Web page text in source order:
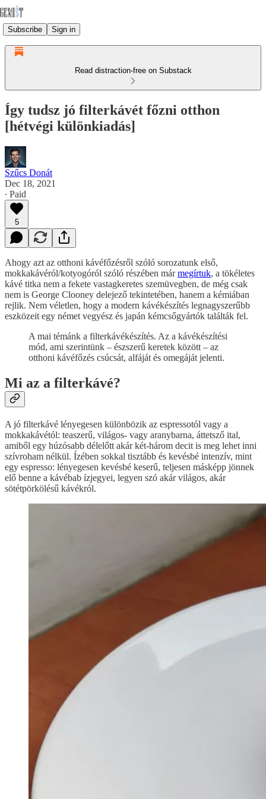
Subscribe Sign in
Read distraction-free on Substack
Így tudsz jó filterkávét főzni otthon
[hétvégi különkiadás]
Szűcs Donát
Dec 18, 2021
∙ Paid
5
Ahogy azt az otthoni kávéfőzésről szóló sorozatunk első,
mokkakávéról/kotyogóról szóló részében mármegírtuk, a tökéletes
kávé titka nem a fekete vastagkeretes szemüvegben, de még csak
nem is George Clooney delejező tekintetében, hanem a kémiában
rejlik. Nem véletlen, hogy a modern kávékészítés legnagyszerűbb
eszközeit egy német vegyész és japán kémcsőgyártók találták fel.
A mai témánk a filterkávékészítés. Az a kávékészítési
mód, ami szerintünk – észszerű keretek között – az
otthoni kávéfőzés csúcsát, alfáját és omegáját jelenti.
Mi az a filterkávé?
A jó filterkávé lényegesen különbözik az espressotól vagy a
mokkakávétól: teaszerű, világos- vagy aranybarna, áttetsző ital,
amiből egy húzósabb délelőtt akár két-három decit is meg lehet inni
szívroham nélkül. Ízében sokkal tisztább és kevésbé intenzív, mint
egy espresso: lényegesen kevésbé keserű, teljesen másképp jönnek
elő benne a kávébab ízjegyei, legyen szó akár világos, akár
sötétpörkölésű kávékról.